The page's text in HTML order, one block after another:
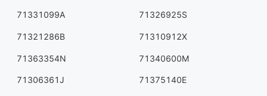
71331099A 71326925S
71321286B 71310912X
71363354N 71340600M
71306361J 71375140E